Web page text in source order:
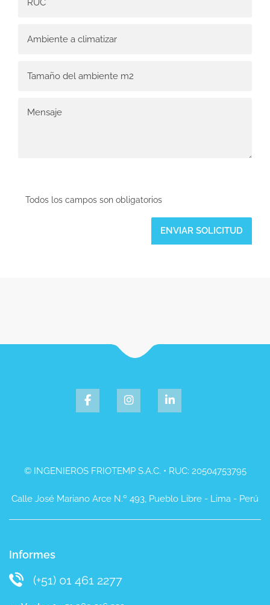
Todos los campos son obligatorios
© INGENIEROS FRIOTEMP S.A.C. • RUC: 20504753795
Calle José Mariano Arce N.º 493, Pueblo Libre - Lima - Perú
Informes
(+51) 01 461 2277